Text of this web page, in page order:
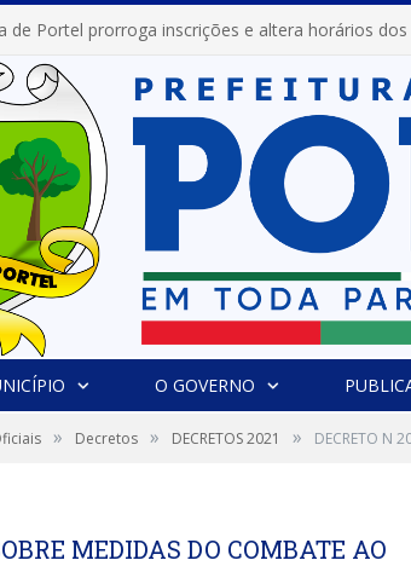
O GOVERNO
» Decretos » DECRETOS 2021 » DECRETO N
MEDIDAS DO COMBATE AO